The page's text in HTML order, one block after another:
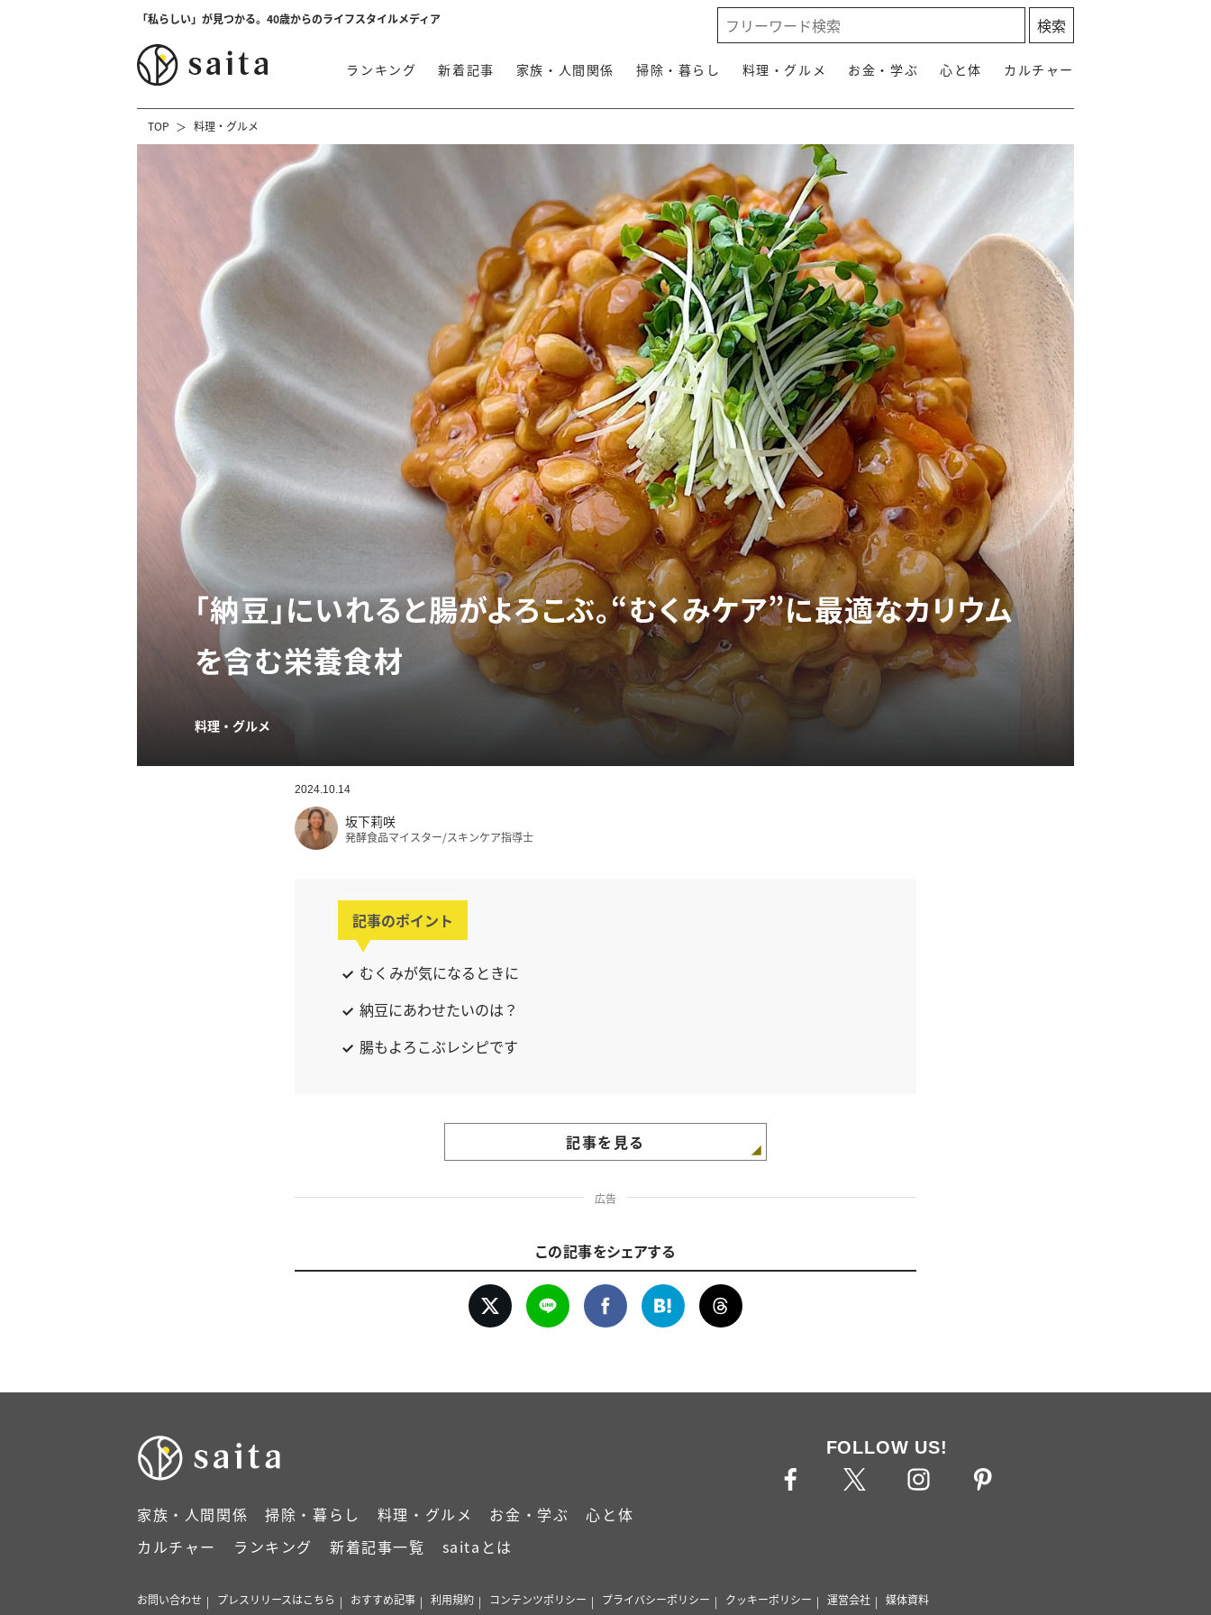
「私らしい」が見つかる。40歳からのライフスタイルメディア
ランキング 新着記事 家族・人間関係 掃除・暮らし 料理・グルメ お金・学ぶ 心と体 カルチャー
TOP 料理・グルメ
「納豆」にいれると腸がよろこぶ。“むくみケア”に最適なカリウム
を含む栄養食材
料理・グルメ
2024.10.14
坂下莉咲
発酵食品マイスター/スキンケア指導士
記事のポイント
むくみが気になるときに
納豆にあわせたいのは？
腸もよろこぶレシピです
記事を見る
広告
この記事をシェアする
家族・人間関係 掃除・暮らし 料理・グルメ お金・学ぶ
心と体
カルチャー
ランキング 新着記事一覧 saitaとは
FOLLOW US!
お問い合わせ プレスリリースはこちら おすすめ記事 利用規約 コンテンツポリシー プライバシーポリシー クッキーポリシー 運営会社 媒体資料